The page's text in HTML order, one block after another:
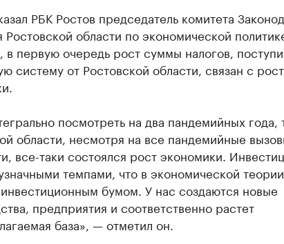
РБК Ростов председатель комитета
Ростовской области по экономической
в первую очередь рост суммы налогов,
систему от Ростовской области, связан с
посмотреть на два пандемийных года,
области, несмотря на все пандемийные
все-таки состоялся рост экономики.
темпами, что в экономической
инвестиционным бумом. У нас создаются новые
предприятия и соответственно растет
база», — отметил он.